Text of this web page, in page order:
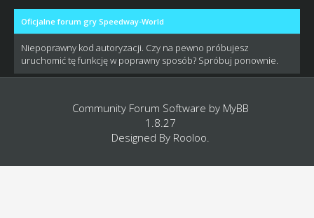
Oficjalne forum gry Speedway-World
Niepoprawny kod autoryzacji. Czy na pewno próbujesz
uruchomić tę funkcję w poprawny sposób? Spróbuj ponownie.
Community Forum Software by MyBB
1.8.27
Designed By Rooloo.